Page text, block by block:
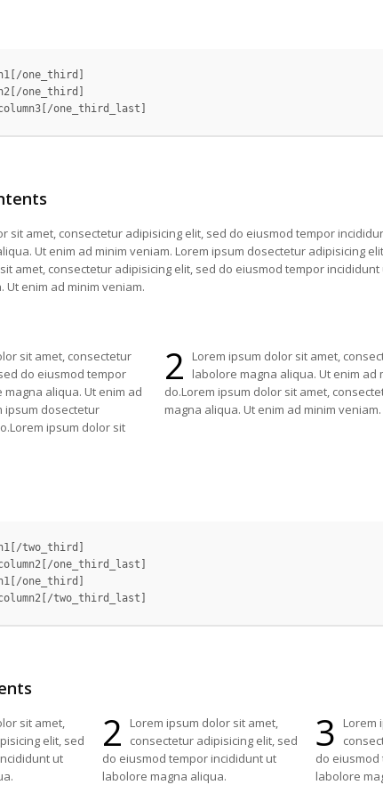
one_third]
one_third]
sit amet, consectetur adipisicing elit, sed do eiusmod tempor
Ut enim ad minim veniam. Lorem ipsum dosectetur adipisicing
amet, consectetur adipisicing elit, sed do eiusmod tempor incididunt
Ut enim ad minim veniam.
sit amet, consectetur
do eiusmod tempor
aliqua. Ut enim ad
ipsum dosectetur
ipsum dolor sit
2
Lorem ipsum dolor sit amet,
labolore magna aliqua. Ut enim ad
do.Lorem ipsum dolor sit amet,
magna aliqua. Ut enim ad minim veniam.
two_third]
one_third_last]
one_third]
sit amet,
elit, sed
ut
2
Lorem ipsum dolor sit amet,
consectetur adipisicing elit, sed
do eiusmod tempor incididunt ut
labolore magna aliqua.
3
Lorem
do
labolore